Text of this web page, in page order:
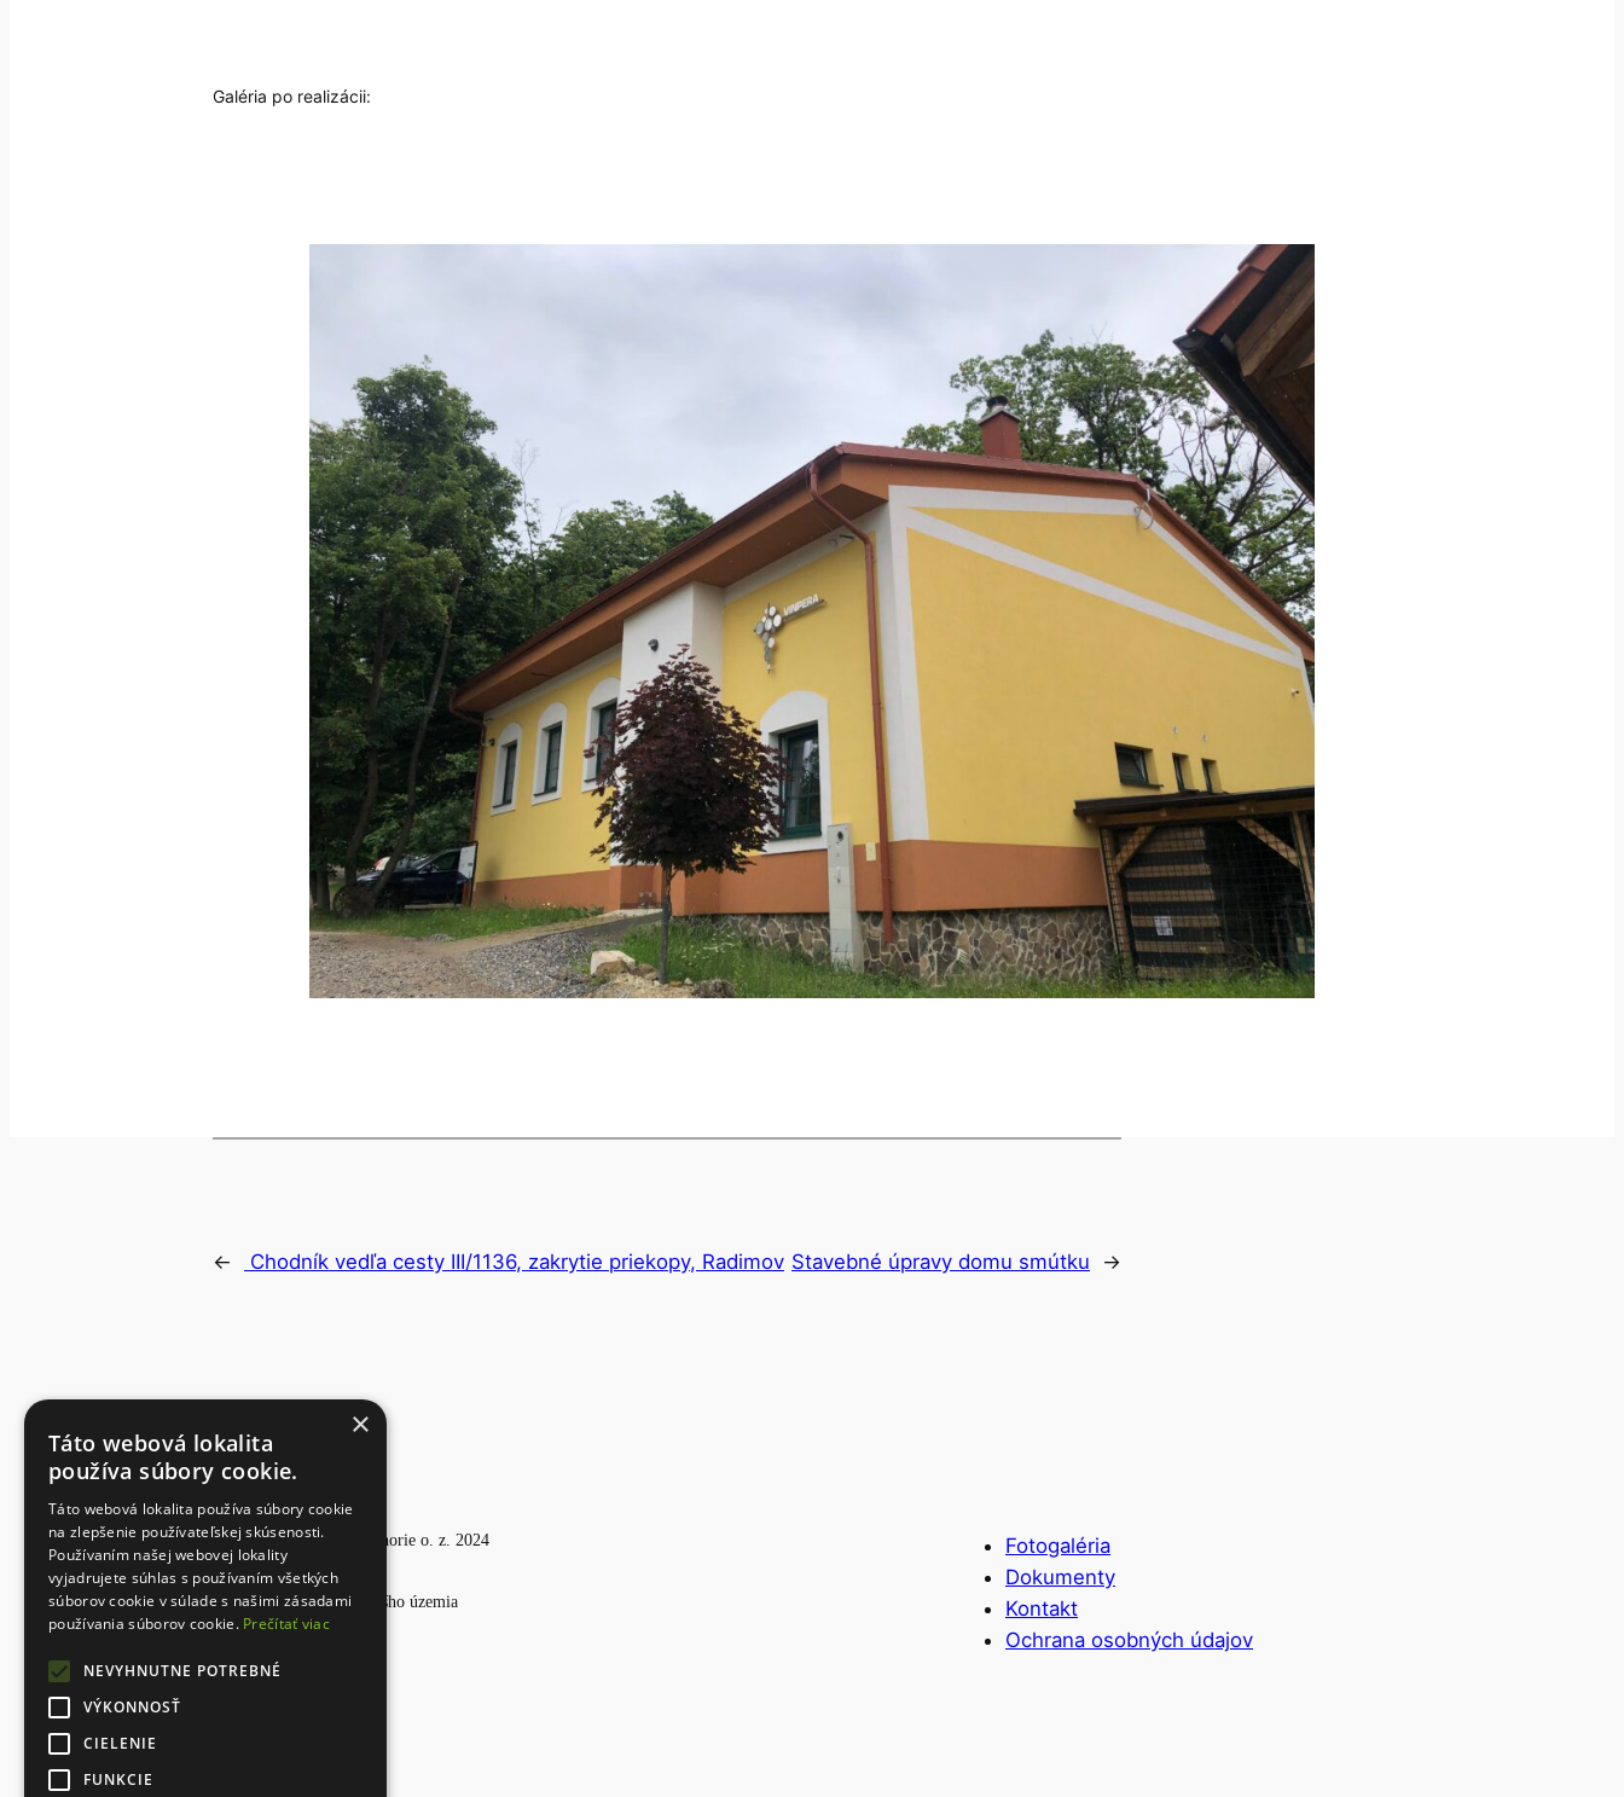
Galéria po realizácii:
← Chodník vedľa cesty III/1136, zakrytie priekopy, Radimov Stavebné úpravy domu smútku →
Partnerstvo pre Horné Záhorie o. z. 2024
Tvoríme spoločne tvár nášho územia
Fotogaléria
Dokumenty
Kontakt
Ochrana osobných údajov
×
Táto webová lokalita
používa súbory cookie.
Táto webová lokalita používa súbory cookie
na zlepšenie používateľskej skúsenosti.
Používaním našej webovej lokality
vyjadrujete súhlas s používaním všetkých
súborov cookie v súlade s našimi zásadami
používania súborov cookie. Prečítať viac
NEVYHNUTNE POTREBNÉ
VÝKONNOSŤ
CIELENIE
FUNKCIE